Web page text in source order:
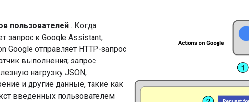
пользователей . Когда
запрос к Google Assistant,
Google отправляет HTTP-запрос
выполнения; запрос
нагрузку JSON,
и другие данные, такие как
введенных пользователем